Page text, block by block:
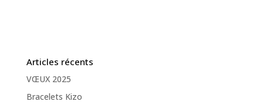
Articles récents
VŒUX 2025
Bracelets Kizo